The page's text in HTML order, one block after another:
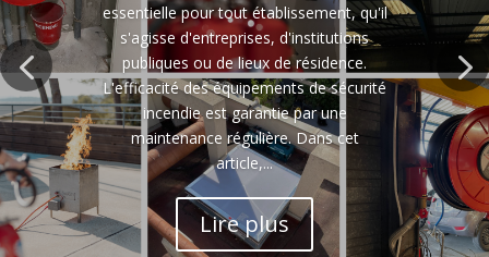
essentielle pour tout établissement, qu'il
s'agisse d'entreprises, d'institutions
publiques ou de lieux de résidence.
L'efficacité des équipements de sécurité
incendie est garantie par une
maintenance régulière. Dans cet
article,...
Lire plus